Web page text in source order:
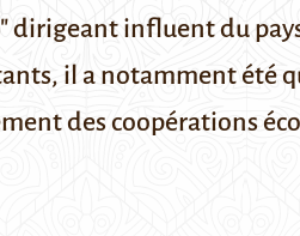
dirigeant influent du
il a notamment été
des coopérations